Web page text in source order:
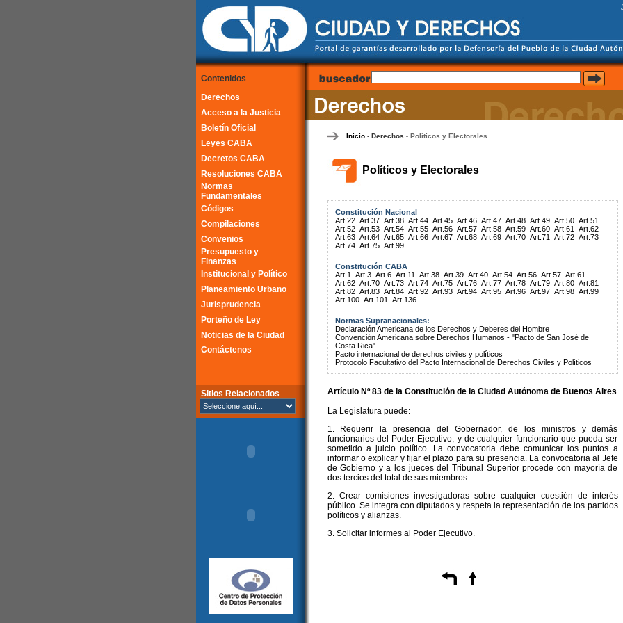
Contenidos
Derechos
Acceso a la Justicia
Boletín Oficial
Leyes CABA
Decretos CABA
Resoluciones CABA
Normas
Fundamentales
Códigos
Compilaciones
Convenios
Presupuesto y
Finanzas
Institucional y Político
Planeamiento Urbano
Jurisprudencia
Porteño de Ley
Noticias de la Ciudad
Contáctenos
Sitios Relacionados
Inicio- Derechos - Políticos y Electorales
Políticos y Electorales
Constitución Nacional
Art.22 Art.37 Art.38 Art.44 Art.45 Art.46 Art.47 Art.48 Art.49 Art.50 Art.51
Art.52 Art.53 Art.54 Art.55 Art.56 Art.57 Art.58 Art.59 Art.60 Art.61
Art.62
Art.63 Art.64 Art.65 Art.66 Art.67 Art.68 Art.69 Art.70 Art.71 Art.72 Art.73
Art.74 Art.75 Art.99
Constitución CABA
Art.1
Art.3 Art.6 Art.11 Art.38 Art.39 Art.40 Art.54 Art.56 Art.57 Art.61
Art.62 Art.70 Art.73 Art.74 Art.75 Art.76 Art.77 Art.78 Art.79 Art.80 Art.81
Art.82 Art.83 Art.84 Art.92 Art.93 Art.94 Art.95 Art.96 Art.97 Art.98 Art.99
Art.100 Art.101 Art.136
Normas Supranacionales:
Declaración Americana de los Derechos y Deberes del Hombre
Convención Americana sobre Derechos Humanos - "Pacto de San José de
Costa Rica"
Pacto internacional de derechos civiles y políticos
Protocolo Facultativo del Pacto Internacional de Derechos Civiles y Políticos
Artículo Nº 83 de la Constituciónde la Ciudad Autónoma de Buenos Aires
La Legislatura puede:
1. Requerir la presencia del Gobernador, de los ministros y demás
funcionarios del Poder Ejecutivo, y de cualquier funcionario que pueda ser
sometido a juicio político. La convocatoria debe comunicar los puntos a
informar o explicar y fijar el plazo para su presencia. La convocatoria al Jefe
de Gobierno y a los jueces del Tribunal Superior procede con mayoría de
dos tercios del total de sus miembros.
2. Crear comisiones investigadoras sobre cualquier cuestión de interés
público. Se integra con diputados y respeta la representación de los partidos
políticos y alianzas.
3. Solicitar informes al Poder Ejecutivo.